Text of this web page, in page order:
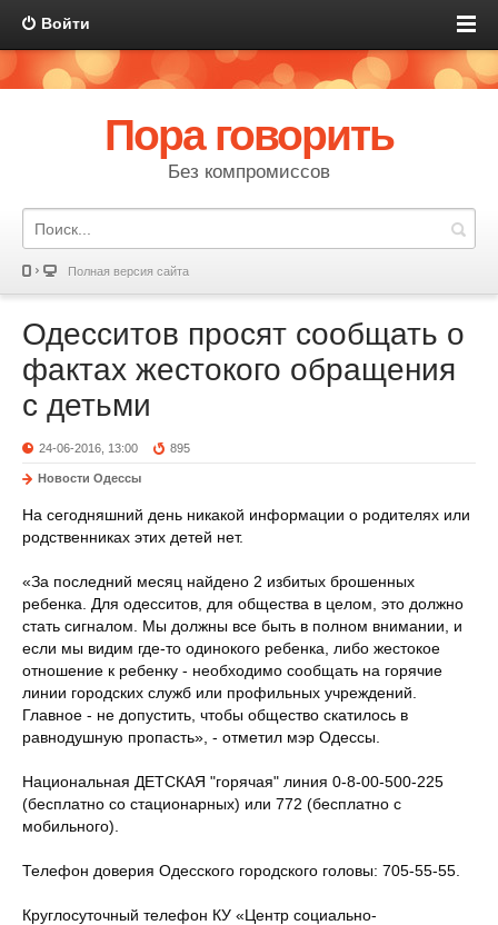
Войти
Пора говорить
Без компромиссов
Полная версия сайта
Одесситов просят сообщать о
фактах жестокого обращения
с детьми
24-06-2016, 13:00 895
Новости Одессы
На сегодняшний день никакой информации о родителях или
родственниках этих детей нет.
«За последний месяц найдено 2 избитых брошенных
ребенка. Для одесситов, для общества в целом, это должно
стать сигналом. Мы должны все быть в полном внимании, и
если мы видим где-то одинокого ребенка, либо жестокое
отношение к ребенку - необходимо сообщать на горячие
линии городских служб или профильных учреждений.
Главное - не допустить, чтобы общество скатилось в
равнодушную пропасть», - отметил мэр Одессы.
Национальная ДЕТСКАЯ "горячая" линия 0-8-00-500-225
(бесплатно со стационарных) или 772 (бесплатно с
мобильного).
Телефон доверия Одесского городского головы: 705-55-55.
Круглосуточный телефон КУ «Центр социально-